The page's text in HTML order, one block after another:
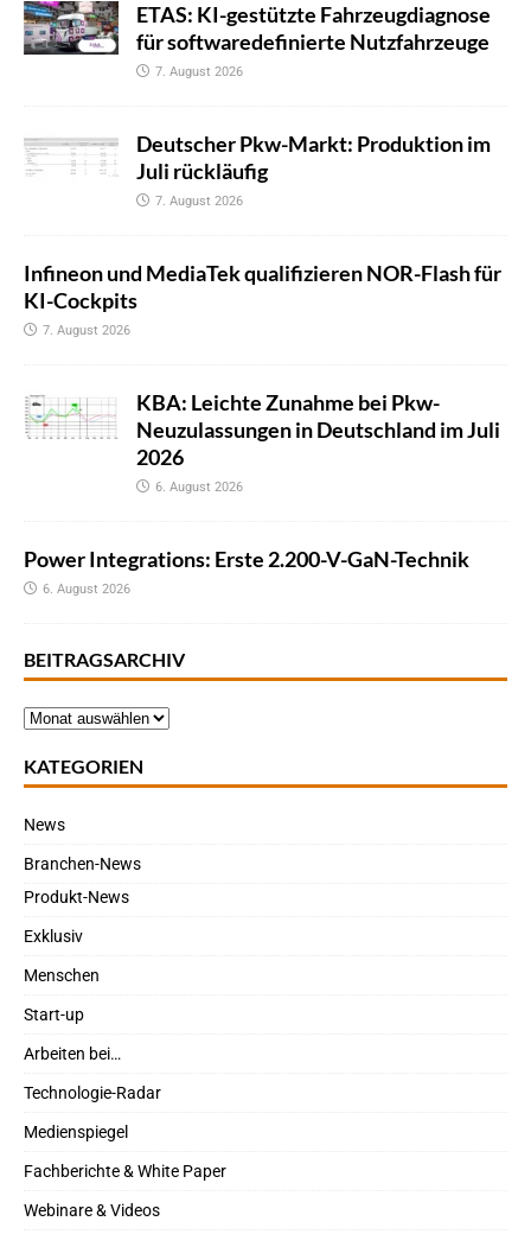
ETAS: KI-gestützte Fahrzeugdiagnose
für softwaredefinierte Nutzfahrzeuge
7. August 2026
Deutscher Pkw-Markt: Produktion im
Juli rückläufig
7. August 2026
Infineon und MediaTek qualifizieren NOR-Flash für
KI-Cockpits
7. August 2026
KBA: Leichte Zunahme bei Pkw-
Neuzulassungen in Deutschland im Juli
2026
6. August 2026
Power Integrations: Erste 2.200-V-GaN-Technik
6. August 2026
BEITRAGSARCHIV
KATEGORIEN
News
Branchen-News
Produkt-News
Exklusiv
Menschen
Start-up
Arbeiten bei…
Technologie-Radar
Medienspiegel
Fachberichte & White Paper
Webinare & Videos